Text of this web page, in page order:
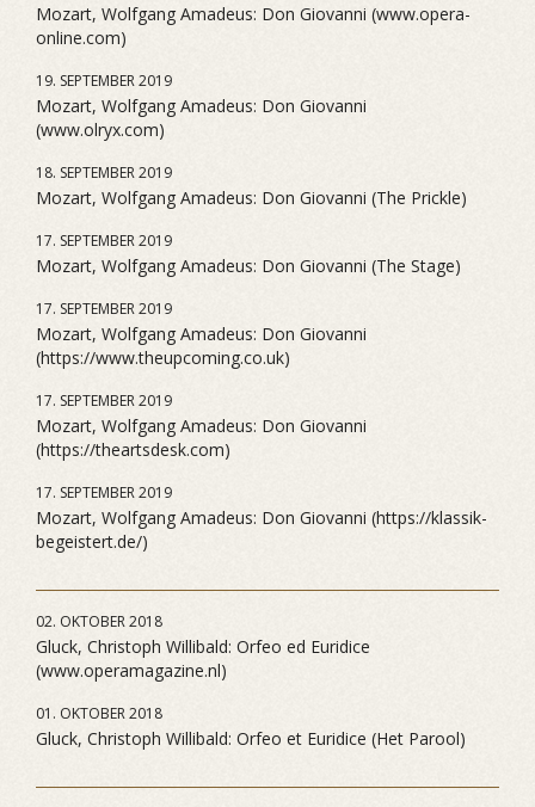
Mozart, Wolfgang Amadeus: Don Giovanni (www.opera-
online.com)
19. SEPTEMBER 2019
Mozart, Wolfgang Amadeus: Don Giovanni
(www.olryx.com)
18. SEPTEMBER 2019
Mozart, Wolfgang Amadeus: Don Giovanni (The Prickle)
17. SEPTEMBER 2019
Mozart, Wolfgang Amadeus: Don Giovanni (The Stage)
17. SEPTEMBER 2019
Mozart, Wolfgang Amadeus: Don Giovanni
(https://www.theupcoming.co.uk)
17. SEPTEMBER 2019
Mozart, Wolfgang Amadeus: Don Giovanni
(https://theartsdesk.com)
17. SEPTEMBER 2019
Mozart, Wolfgang Amadeus: Don Giovanni (https://klassik-
begeistert.de/)
02. OKTOBER 2018
Gluck, Christoph Willibald: Orfeo ed Euridice
(www.operamagazine.nl)
01. OKTOBER 2018
Gluck, Christoph Willibald: Orfeo et Euridice (Het Parool)